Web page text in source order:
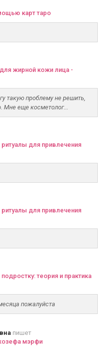
карт таро
жирной кожи лица -
такую проблему не решить,
Мне еще косметолог...
для привлечения
для привлечения
теория и практика
пожалуйста
пишет
мэрфи